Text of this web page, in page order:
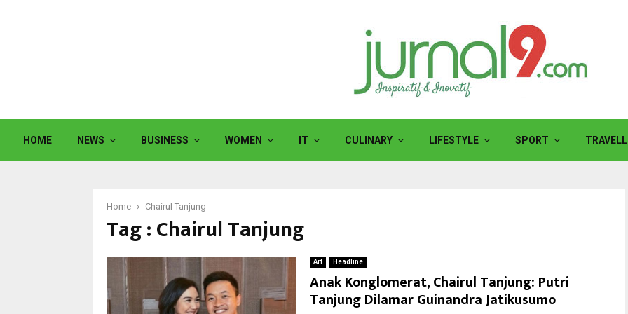
HOME NEWS BUSINESS WOMEN IT CULINARY LIFESTYLE SPORT
Home Chairul Tanjung
Tag : Chairul Tanjung
Art Headline
Anak Konglomerat, Chairul Tanjung: Putri
Tanjung Dilamar Guinandra Jatikusumo